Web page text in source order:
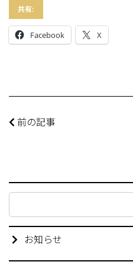
共有:
Facebook X
前の記事
お知らせ